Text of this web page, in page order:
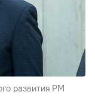
развития РМ